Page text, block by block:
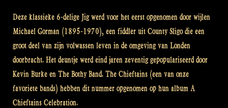
Deze klassieke 6-delige Jig werd voor het eerst opgenomen door wijlen
Michael Gorman (1895-1970), een fiddler uit County Sligo die een
groot deel van zijn volwassen leven in de omgeving van Londen
doorbracht. Het deuntje werd eind jaren zeventig gepopulariseerd door
Kevin Burke en The Bothy Band. The Chieftains (een van onze
favoriete bands) hebben dit nummer opgenomen op hun album A
Chieftains Celebration.